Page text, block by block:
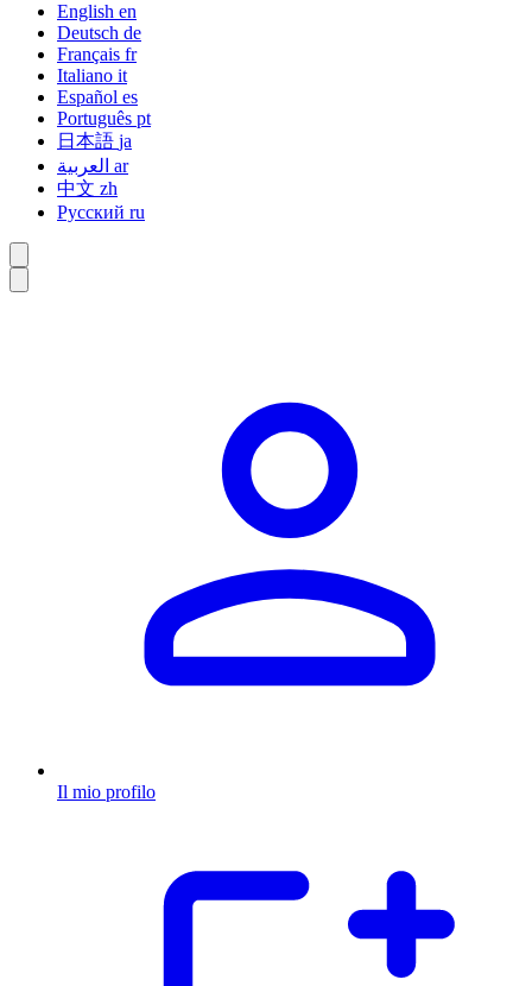
English en
Deutsch de
Français fr
Italiano it
Español es
Português pt
日本語 ja
ar
中文 zh
Русский ru
Il mio profilo